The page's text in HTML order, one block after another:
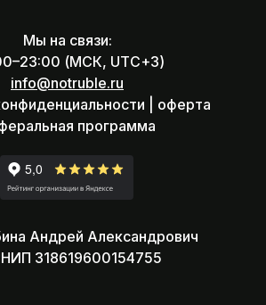
Мы на связи:
(МСК, UTC+3)
info@notruble.ru
|
оферта
программа
Андрей Александрович
318619600154755